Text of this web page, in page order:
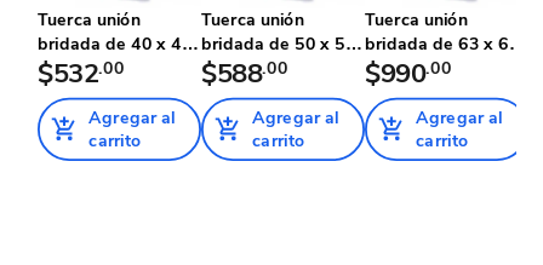
Tuerca unión
bridada de 40 x 40
mm Tubop...
$532.00
Agregar al
carrito
Tuerca unión
bridada de 50 x 50
mm Tubop...
$588.00
Agregar al
carrito
Tuerca unión
bridada de 63 x 63
mm Tubop...
$990.00
Agregar al
carrito